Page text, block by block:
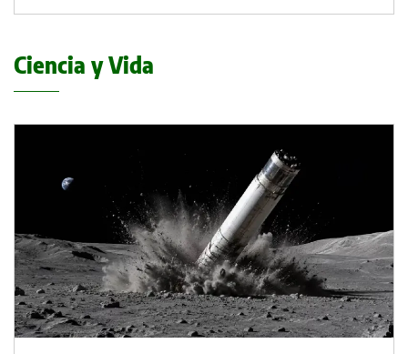
Ciencia y Vida